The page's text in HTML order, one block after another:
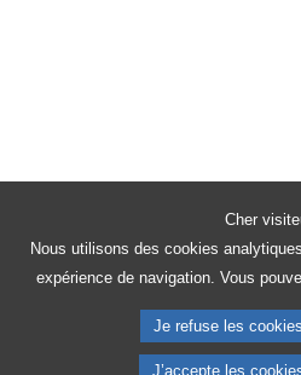
Cher
Nous utilisons des cookies
expérience de navigation. Vous
Je refuse les
J’accepte les